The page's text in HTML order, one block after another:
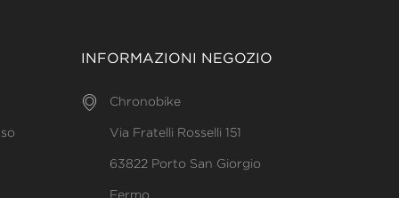
INFORMAZIONI NEGOZIO
Chronobike
Via Fratelli Rosselli 151
63822 Porto San Giorgio
Fermo